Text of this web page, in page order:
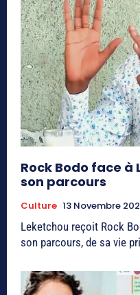
Rock Bodo face
son parcours
Culture 13 Novembre
Leketchou reçoit Rock
son parcours, de sa vie